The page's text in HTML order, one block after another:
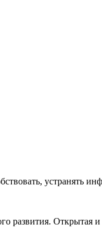
устранять
развития. Открытая